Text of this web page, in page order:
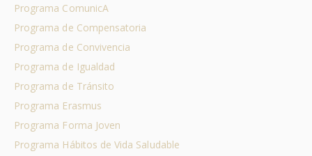
Programa ComunicA
Programa de Compensatoria
Programa de Convivencia
Programa de Igualdad
Programa de Tránsito
Programa Erasmus
Programa Forma Joven
Programa Hábitos de Vida Saludable